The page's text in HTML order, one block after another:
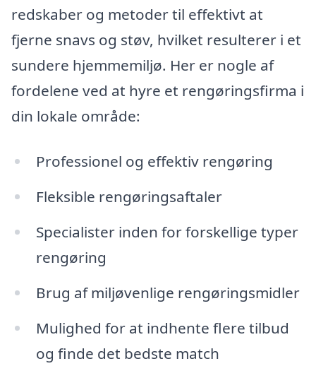
redskaber og metoder til effektivt at
fjerne snavs og støv, hvilket resulterer i et
sundere hjemmemiljø. Her er nogle af
fordelene ved at hyre et rengøringsfirma i
din lokale område:
Professionel og effektiv rengøring
Fleksible rengøringsaftaler
Specialister inden for forskellige typer
rengøring
Brug af miljøvenlige rengøringsmidler
Mulighed for at indhente flere tilbud
og finde det bedste match